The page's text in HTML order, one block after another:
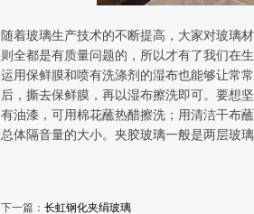
随着玻璃生产技术的不断提高，大家对玻璃
则全都是有质量问题的，所以才有了我们在
运用保鲜膜和喷有洗涤剂的湿布也能够让常
后，撕去保鲜膜，再以湿布擦洗即可。要想
有油漆，可用棉花蘸热醋擦洗；用清洁干布
总体隔音量的大小。夹胶玻璃一般是两层玻
下一篇： 长虹钢化夹绢玻璃